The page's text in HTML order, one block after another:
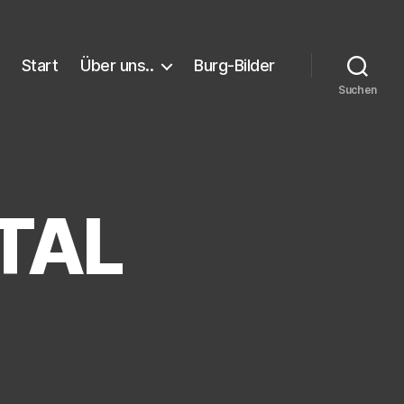
Start Über uns.. Burg-Bilder
Suchen